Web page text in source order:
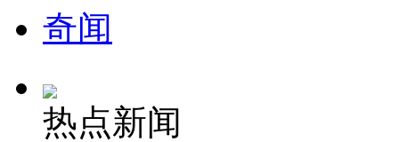
司机酒驾遇交警 急速倒车逃窜
奇闻
热点新闻